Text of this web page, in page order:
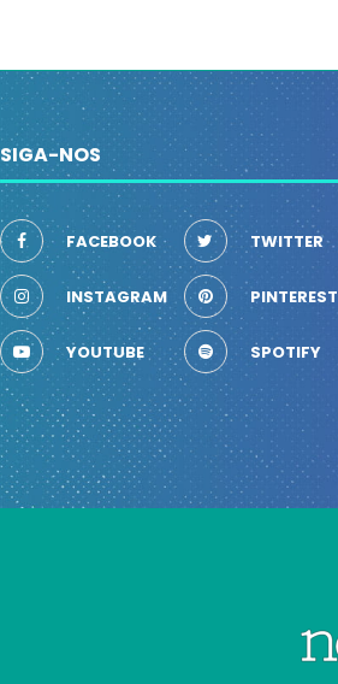
SIGA-NOS
FACEBOOK TWITTER
INSTAGRAM PINTEREST
YOUTUBE SPOTIFY